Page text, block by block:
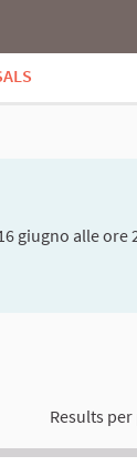
giugno alle ore
Results per